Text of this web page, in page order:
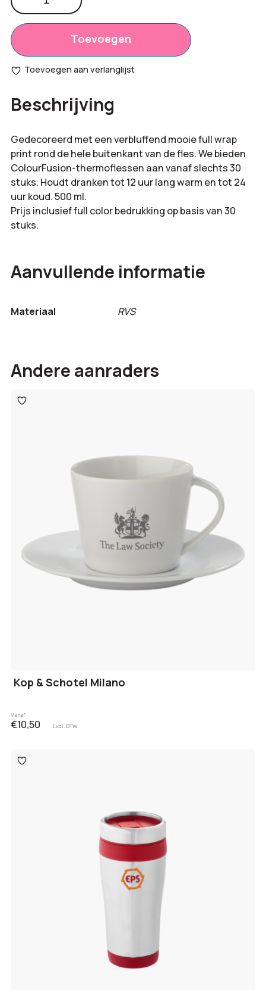
Productprijs:
Totaal
opties:
€0,00
totaal:
full
colour
drinkfles
aantal
Toevoegen
Toevoegen aan verlanglijst
Beschrijving
Gedecoreerd met een verbluffend mooie full wrap
print rond de hele buitenkant van de fles. We bieden
ColourFusion-thermoflessen aan vanaf slechts 30
stuks. Houdt dranken tot 12 uur lang warm en tot 24
uur koud. 500 ml.
Prijs inclusief full color bedrukking op basis van 30
stuks.
Aanvullende informatie
Materiaal RVS
Andere aanraders
Toevoegen
aan
Kop & Schotel Milano
Vanaf
€10,50 Excl. BTW
Toevoegen
aan